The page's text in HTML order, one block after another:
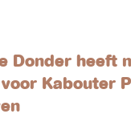
Donder heeft
Kabouter